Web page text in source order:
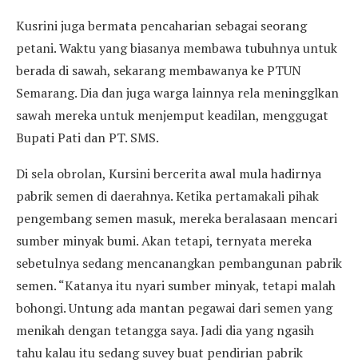
Kusrini juga bermata pencaharian sebagai seorang
petani. Waktu yang biasanya membawa tubuhnya untuk
berada di sawah, sekarang membawanya ke PTUN
Semarang. Dia dan juga warga lainnya rela meningglkan
sawah mereka untuk menjemput keadilan, menggugat
Bupati Pati dan PT. SMS.
Di sela obrolan, Kursini bercerita awal mula hadirnya
pabrik semen di daerahnya. Ketika pertamakali pihak
pengembang semen masuk, mereka beralasaan mencari
sumber minyak bumi. Akan tetapi, ternyata mereka
sebetulnya sedang mencanangkan pembangunan pabrik
semen. “Katanya itu nyari sumber minyak, tetapi malah
bohongi. Untung ada mantan pegawai dari semen yang
menikah dengan tetangga saya. Jadi dia yang ngasih
tahu kalau itu sedang suvey buat pendirian pabrik